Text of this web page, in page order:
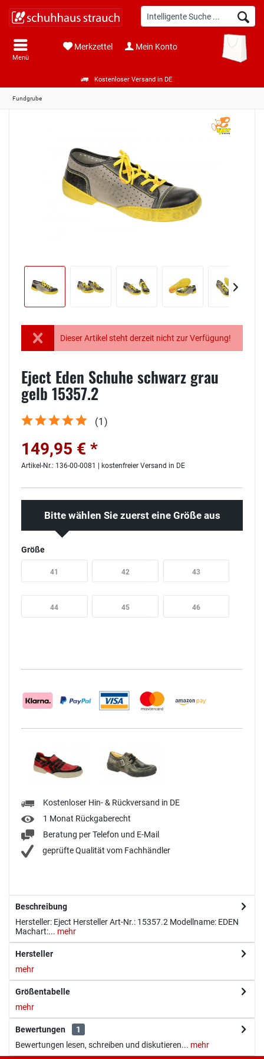
Kostenloser Versand in DE
Menü
Merkzettel Mein Konto
Fundgrube
Dieser Artikel steht derzeit nicht zur Verfügung!
Eject Eden Schuhe schwarz grau
gelb 15357.2
(1 )
149,95 € *
Artikel-Nr.: 136-00-0081 | kostenfreier Versand in DE
Bitte wählen Sie zuerst eine Größe aus
Größe
41 42 43
44 45 46
Kostenloser Hin- & Rückversand in DE
1 Monat Rückgaberecht
Beratung per Telefon und E-Mail
geprüfte Qualität vom Fachhändler
Beschreibung
Hersteller: Eject Hersteller Art-Nr.: 15357.2 Modellname: EDEN
Machart:... mehr
Hersteller
mehr
Größentabelle
mehr
Bewertungen
1
Bewertungen lesen, schreiben und diskutieren... mehr